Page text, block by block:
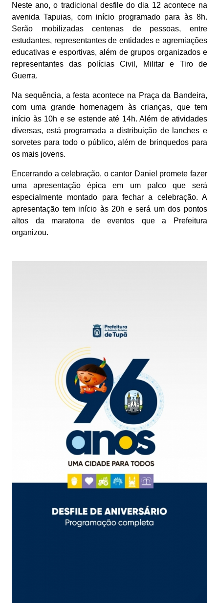
Neste ano, o tradicional desfile do dia 12 acontece na
avenida Tapuias, com início programado para às 8h.
Serão mobilizadas centenas de pessoas, entre
estudantes, representantes de entidades e agremiações
educativas e esportivas, além de grupos organizados e
representantes das polícias Civil, Militar e Tiro de
Guerra.
Na sequência, a festa acontece na Praça da Bandeira,
com uma grande homenagem às crianças, que tem
início às 10h e se estende até 14h. Além de atividades
diversas, está programada a distribuição de lanches e
sorvetes para todo o público, além de brinquedos para
os mais jovens.
Encerrando a celebração, o cantor Daniel promete fazer
uma apresentação épica em um palco que será
especialmente montado para fechar a celebração. A
apresentação tem início às 20h e será um dos pontos
altos da maratona de eventos que a Prefeitura
organizou.